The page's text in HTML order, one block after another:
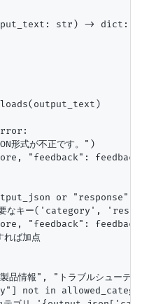
str) -> dict:
式が不正です。")
"feedback":
or "response"
キー('category',
"feedback":
ば加点
報", "トラブルシューテ
not in